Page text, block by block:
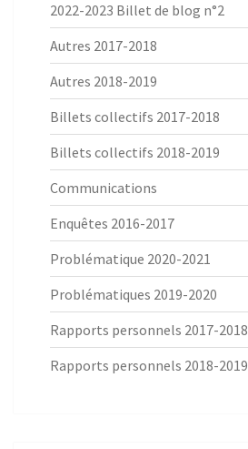
2022-2023 Billet de blog n°2
Autres 2017-2018
Autres 2018-2019
Billets collectifs 2017-2018
Billets collectifs 2018-2019
Communications
Enquêtes 2016-2017
Problématique 2020-2021
Problématiques 2019-2020
Rapports personnels 2017-2018
Rapports personnels 2018-2019